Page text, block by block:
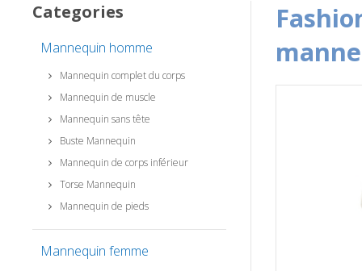
Categories
Mannequin homme
Mannequin complet du corps
Mannequin de muscle
Mannequin sans tête
Buste Mannequin
Mannequin de corps inférieur
Torse Mannequin
Mannequin de pieds
Mannequin femme
fashion boutique fenêtre écran brillant